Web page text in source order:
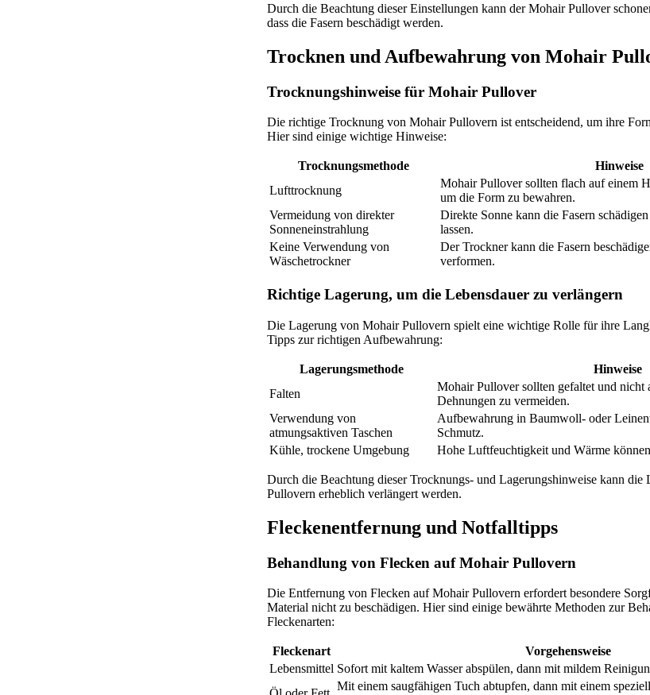
Durch die Beachtung dieser Einstellungen kann der Mohair Pullover
dass die Fasern beschädigt werden.
Trocknen und Aufbewahrung von Mohair
Trocknungshinweise für Mohair Pullover
Die richtige Trocknung von Mohair Pullovern ist entscheidend, um ihre
Hier sind einige wichtige Hinweise:
Trocknungsmethode
Hinweise
Lufttrocknung
Mohair Pullover sollten flach auf einem
um die Form zu bewahren.
Vermeidung von direkter
Sonneneinstrahlung
Direkte Sonne kann die Fasern
lassen.
Keine Verwendung von
Wäschetrockner
Der Trockner kann die Fasern
verformen.
Richtige Lagerung, um die Lebensdauer zu verlängern
Die Lagerung von Mohair Pullovern spielt eine wichtige Rolle für ihre
Tipps zur richtigen Aufbewahrung:
Lagerungsmethode
Hinweise
Falten
Mohair Pullover sollten gefaltet und nicht
Dehnungen zu vermeiden.
Verwendung von
atmungsaktiven Taschen
Aufbewahrung in Baumwoll- oder
Schmutz.
Kühle, trockene Umgebung
Hohe Luftfeuchtigkeit und Wärme
Durch die Beachtung dieser Trocknungs- und Lagerungshinweise kann die
Pullovern erheblich verlängert werden.
Fleckenentfernung und Notfalltipps
Behandlung von Flecken auf Mohair Pullovern
Die Entfernung von Flecken auf Mohair Pullovern erfordert besondere
Material nicht zu beschädigen. Hier sind einige bewährte Methoden zur
Fleckenarten:
Fleckenart
Vorgehensweise
Lebensmittel Sofort mit kaltem Wasser abspülen, dann mit mildem
Mit einem saugfähigen Tuch abtupfen, dann mit einem